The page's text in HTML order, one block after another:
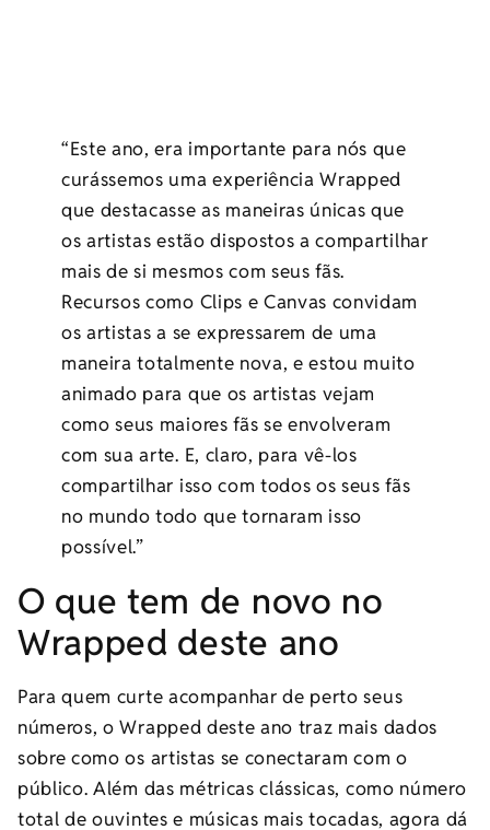
“Este ano, era importante para nós que
curássemos uma experiência Wrapped
que destacasse as maneiras únicas que
os artistas estão dispostos a compartilhar
mais de si mesmos com seus fãs.
Recursos como Clips e Canvas convidam
os artistas a se expressarem de uma
maneira totalmente nova, e estou muito
animado para que os artistas vejam
como seus maiores fãs se envolveram
com sua arte. E, claro, para vê-los
compartilhar isso com todos os seus fãs
no mundo todo que tornaram isso
possível.”
O que tem de novo no
Wrapped deste ano
Para quem curte acompanhar de perto seus
números, o Wrapped deste ano traz mais dados
sobre como os artistas se conectaram com o
público. Além das métricas clássicas, como número
total de ouvintes e músicas mais tocadas, agora dá